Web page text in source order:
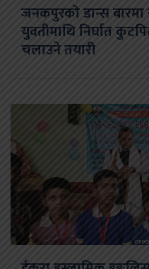
जनकपुरको डान्स बारमा
युवतीमाथि निर्घात
चलाउने तयारी